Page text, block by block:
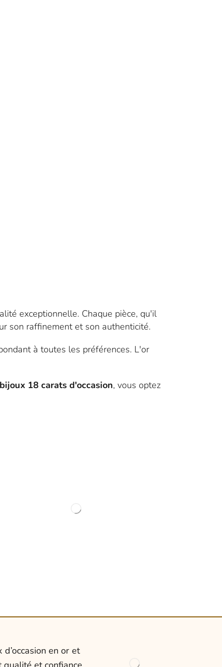
exceptionnelle. Chaque pièce, qu'il
son raffinement et son authenticité.
à toutes les préférences. L'or
bijoux 18 carats d'occasion, vous optez
en or et